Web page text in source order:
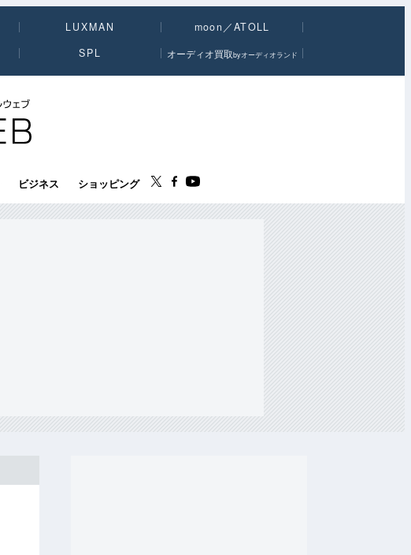
LUXMAN
moon／ATOLL
SPL オーディオ買取byオーディオランド
ビジネス ショッピング